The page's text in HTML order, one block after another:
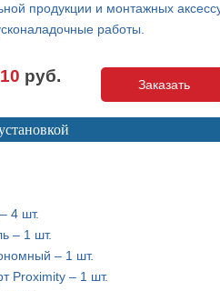
продукции и монтажных
работы.
руб. Заказать
4 шт.
– 1 шт.
– 1 шт.
Proximity – 1 шт.